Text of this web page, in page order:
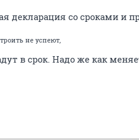
декларация со сроками и
не успеют,
в срок. Надо же как